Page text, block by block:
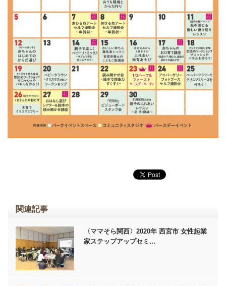
関連記事
〈ママそら関西〉2020年 西宮市 女性起業
家ステップアップセミ…